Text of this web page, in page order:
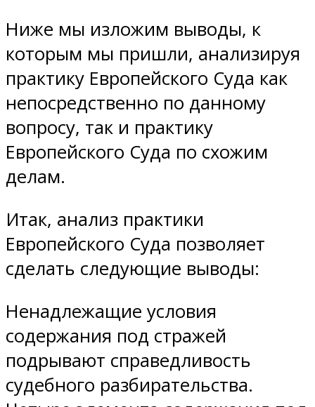
Ниже мы изложим выводы, к
которым мы пришли, анализируя
практику Европейского Суда как
непосредственно по данному
вопросу, так и практику
Европейского Суда по схожим
делам.
Итак, анализ практики
Европейского Суда позволяет
сделать следующие выводы:
Ненадлежащие условия
содержания под стражей
подрывают справедливость
судебного разбирательства.